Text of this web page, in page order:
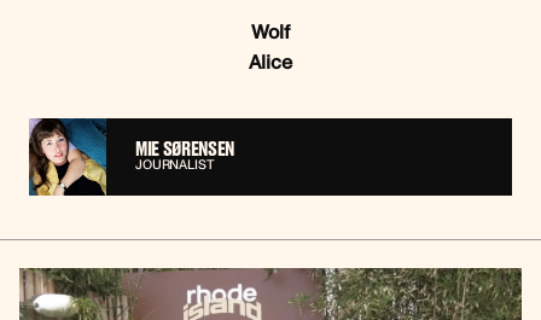
Wolf
Alice
MIE SØRENSEN
JOURNALIST